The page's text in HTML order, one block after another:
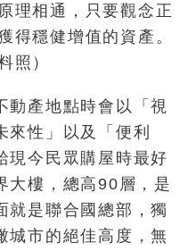
理相通，只要觀念正
得穩健增值的資產。
照）
動產地點時會以「視
來性」以及「便利
現今民眾購屋時最好
大樓，總高90層，是
就是聯合國總部，獨
城市的絕佳高度，無